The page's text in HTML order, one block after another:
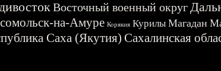
Восточный военный округ
на-Амуре Корякия Курилы Магадан
Саха (Якутия) Сахалинская